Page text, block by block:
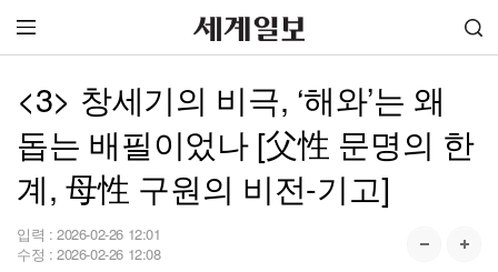
<3> 창세기의 비극, ‘해와’는 왜
돕는 배필이었나 [父性 문명의 한
계, 母性 구원의 비전-기고]
입력 : 2026-02-26 12:01
수정 : 2026-02-26 12:08